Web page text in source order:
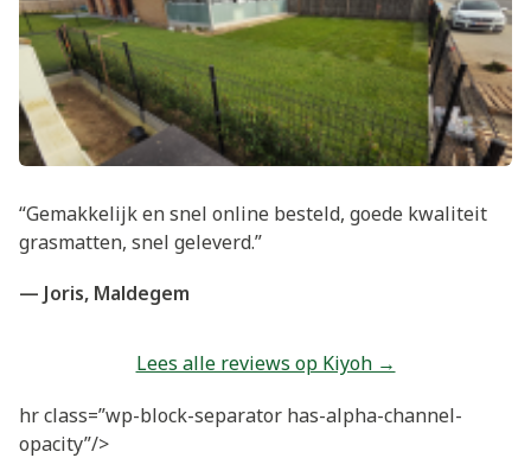
“Gemakkelijk en snel online besteld, goede kwaliteit
grasmatten, snel geleverd.”
— Joris, Maldegem
Lees alle reviews op Kiyoh →
hr class=”wp-block-separator has-alpha-channel-
opacity”/>